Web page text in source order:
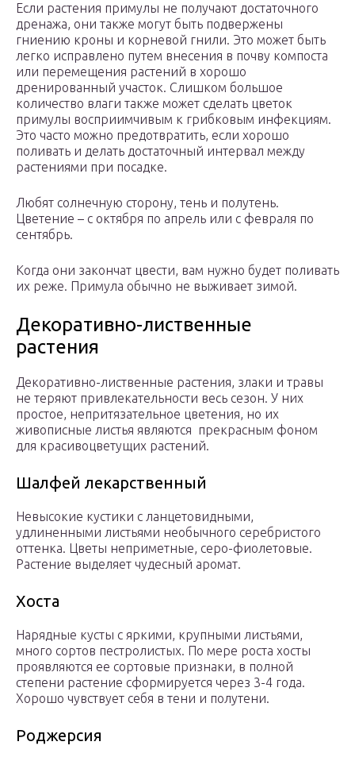
Если растения примулы не получают достаточного
дренажа, они также могут быть подвержены
гниению кроны и корневой гнили. Это может быть
легко исправлено путем внесения в почву компоста
или перемещения растений в хорошо
дренированный участок. Слишком большое
количество влаги также может сделать цветок
примулы восприимчивым к грибковым инфекциям.
Это часто можно предотвратить, если хорошо
поливать и делать достаточный интервал между
растениями при посадке.
Любят солнечную сторону, тень и полутень.
Цветение – с октября по апрель или с февраля по
сентябрь.
Когда они закончат цвести, вам нужно будет поливать
их реже. Примула обычно не выживает зимой.
Декоративно-лиственные
растения
Декоративно-лиственные растения, злаки и травы
не теряют привлекательности весь сезон. У них
простое, непритязательное цветения, но их
живописные листья являются прекрасным фоном
для красивоцветущих растений.
Шалфей лекарственный
Невысокие кустики с ланцетовидными,
удлиненными листьями необычного серебристого
оттенка. Цветы неприметные, серо-фиолетовые.
Растение выделяет чудесный аромат.
Хоста
Нарядные кусты с яркими, крупными листьями,
много сортов пестролистых. По мере роста хосты
проявляются ее сортовые признаки, в полной
степени растение сформируется через 3-4 года.
Хорошо чувствует себя в тени и полутени.
Роджерсия